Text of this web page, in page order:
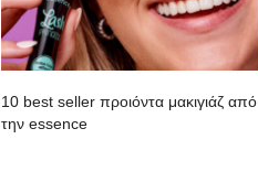
10 best seller προιόντα μακιγιάζ από
την essence